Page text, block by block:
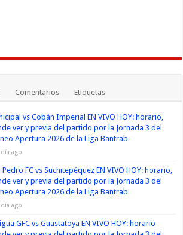
Comentarios Etiquetas
vs Cobán Imperial EN VIVO HOY: horario,
ver y previa del partido por la Jornada 3 del
Apertura 2026 de la Liga Bantrab
día ago
Pedro FC vs Suchitepéquez EN VIVO HOY: horario,
ver y previa del partido por la Jornada 3 del
Apertura 2026 de la Liga Bantrab
día ago
GFC vs Guastatoya EN VIVO HOY: horario